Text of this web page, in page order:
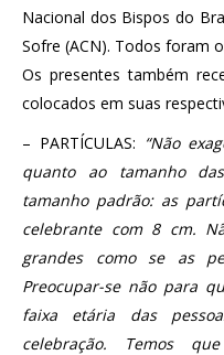
Nacional dos Bispos do
Sofre (ACN). Todos foram
Os presentes também
colocados em suas
– PARTÍCULAS: “Não
quanto ao tamanho
tamanho padrão: as
celebrante com 8 cm.
grandes como se as
Preocupar-se não para
faixa etária das
celebração. Temos